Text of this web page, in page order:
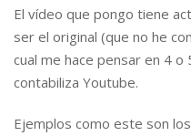
El vídeo que pongo tiene
ser el original (que no he
cual me hace pensar en 4 o
contabiliza Youtube.
Ejemplos como este son